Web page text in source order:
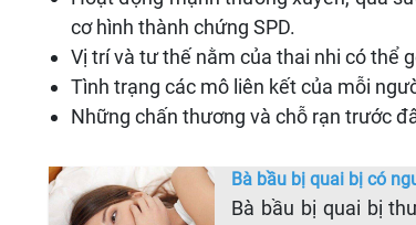
cơ hình thành chứng SPD.
Vị trí và tư thế nằm của thai nhi có thể
Tình trạng các mô liên kết của mỗi
Những chấn thương và chỗ rạn trước
Bà bầu bị quai bị có
Bà bầu bị quai bị